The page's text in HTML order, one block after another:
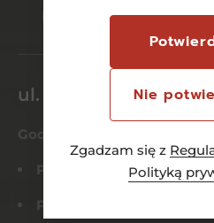
Nie
Zgadzam się z
Polityką
płatności online
ul. Dworcowa 26/6
Godziny otwarcia
Pn-Czw: 8:00 – 21:00
Pt-Sob: